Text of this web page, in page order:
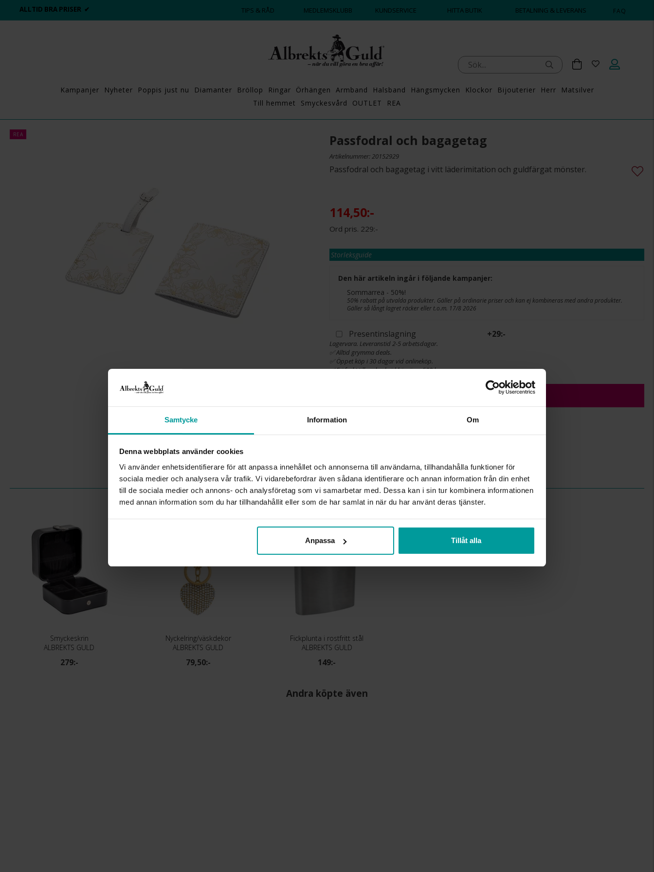
Samtycke Information Om
Denna webbplats använder cookies
Vi använder enhetsidentifierare för att anpassa innehållet och annonserna till användarna, tillhandahålla funktioner för
sociala medier och analysera vår trafik. Vi vidarebefordrar även sådana identifierare och annan information från din enhet
till de sociala medier och annons- och analysföretag som vi samarbetar med. Dessa kan i sin tur kombinera informationen
med annan information som du har tillhandahållit eller som de har samlat in när du har använt deras tjänster.
Anpassa Tillåt alla
ALLTID BRA PRISER ✔ DAGS ATT POPPA?
TIPS & RÅD MEDLEMSKLUBB KUNDSERVICE HITTA BUTIK BETALNING & LEVERANS FAQ
Kampanjer Nyheter Poppis just nu Diamanter Bröllop Ringar Örhängen Armband Halsband Hängsmycken Klockor Bijouterier Herr
Matsilver
Till hemmet
Smyckesvård OUTLET REA
REA Passfodral och bagagetag
Artikelnummer: 20152929
Passfodral och bagagetag i vitt läderimitation och guldfärgat mönster.
114,50:-
229:-
Storleksguide
Den här artikeln ingår i följande kampanjer:
Sommarrea - 50%!
50% rabatt på utvalda produkter. Gäller på ordinarie priser och kan ej kombineras med andra produkter.
Gäller så långt lagret räcker eller t.o.m. 17/8 2026
Presentinslagning +29:-
Lagervara. Leveranstid 2-5 arbetsdagar.
✅ Alltid grymma deals.
✅ Öppet köp i 30 dagar vid onlineköp.
✅ Fri frakt till ombud vid köp över 500 kr.
LÄGG I VARUKORGEN
INFO
Albrekts Guld
MATERIAL
Konstläder
Liknande produkter
Smyckeskrin
ALBREKTS GULD
279:-
Nyckelring/väskdekor
ALBREKTS GULD
79,50:-
Fickplunta i rostfritt stål
ALBREKTS GULD
149:-
Andra köpte även